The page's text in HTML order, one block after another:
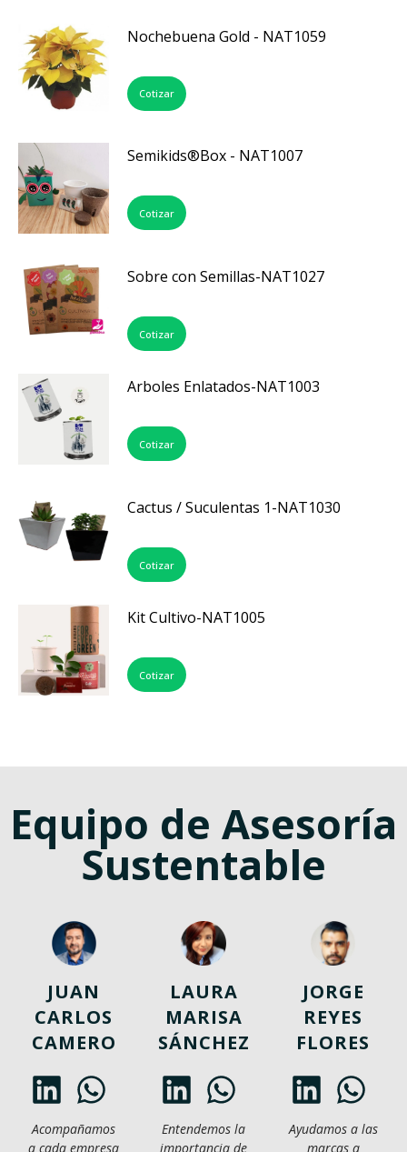
Nochebuena Gold - NAT1059
Cotizar
Semikids®Box - NAT1007
Cotizar
Sobre con Semillas-NAT1027
Cotizar
Arboles Enlatados-NAT1003
Cotizar
Cactus / Suculentas 1-NAT1030
Cotizar
Kit Cultivo-NAT1005
Cotizar
Equipo de Asesoría
Sustentable
JUAN
CARLOS
CAMERO
Acompañamos
a cada empresa
LAURA
MARISA
SÁNCHEZ
Entendemos la
importancia de
JORGE
REYES
FLORES
Ayudamos a las
marcas a